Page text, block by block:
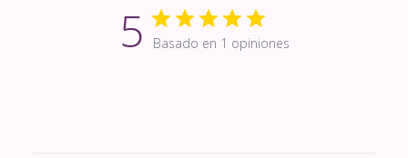
5 Basado en 1 opiniones